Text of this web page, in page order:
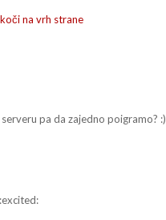
na vrh strane
pa da zajedno poigramo? :)